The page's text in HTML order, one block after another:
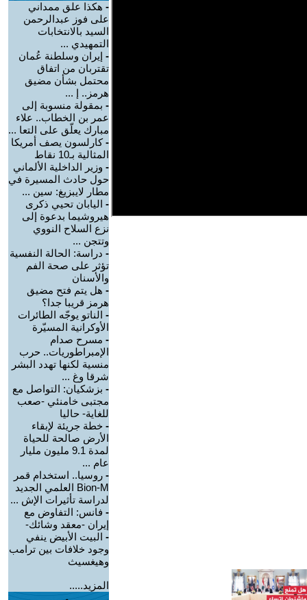
- هكذا علق ممداني
على فوز عبدالرحمن
السيد بالانتخابات
التمهيدي ...
- إيران وسلطنة عُمان
تقتربان من اتفاق
محتمل بشأن مضيق
هرمز.. إ ...
- بمقولة منسوبة إلى
عمر بن الخطاب.. علاء
مبارك يعلّق على التعا ...
-كارلسون يصف أمريكا
المثالية بـ10 نقاط
- وزير الداخلية الألماني
حول حادث المسيرة في
مطار لايبزيغ: سين ...
- اليابان تحيي ذكرى
هيروشيما بدعوة إلى
نزع السلاح النووي
وتتجن ...
- دراسة: الحالة النفسية
تؤثر على صحة الفم
والأسنان
- هل يتم فتح مضيق
هرمز قريبا جدا؟
- الناتو يوجّه الطائرات
الأوكرانية المسيّرة
- مسرح صدام
الإمبراطوريات.. حرب
منسية لكنها تهدد البشر
شرقا وغ ...
- بزشكيان: التواصل مع
مجتبى خامنئي -صعب
للغاية- حاليا
- خطة جريئة لإبقاء
الأرض صالحة للحياة
لمدة 9.1 مليون مليار
عام ...
- روسيا.. استخدام قمر
Bion-M العلمي الجديد
لدراسة تأثيرات الإش ...
- فانس: التفاوض مع
إيران -معقد وشائك-
- البيت الأبيض ينفي
وجود خلافات بين ترامب
وهيغسيث
المزيد.....